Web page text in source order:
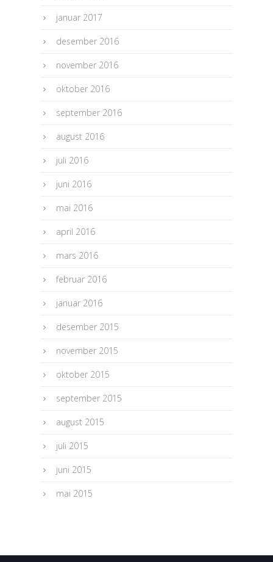
januar 2017
desember 2016
november 2016
oktober 2016
september 2016
august 2016
juli 2016
juni 2016
mai 2016
april 2016
mars 2016
februar 2016
januar 2016
desember 2015
november 2015
oktober 2015
september 2015
august 2015
juli 2015
juni 2015
mai 2015